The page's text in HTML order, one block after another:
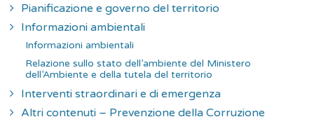
Pianificazione e governo del territorio
Informazioni ambientali
Informazioni ambientali
Relazione sullo stato dell’ambiente del Ministero
dell’Ambiente e della tutela del territorio
Interventi straordinari e di emergenza
Altri contenuti – Prevenzione della Corruzione